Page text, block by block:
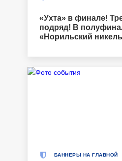
«Ухта» в финале!
подряд! В
«Норильский
БАННЕРЫ НА ГЛАВНОЙ